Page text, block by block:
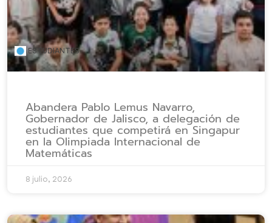
ESTUDIANTES
Abandera Pablo Lemus Navarro,
Gobernador de Jalisco, a delegación de
estudiantes que competirá en Singapur
en la Olimpiada Internacional de
Matemáticas
8 julio, 2026